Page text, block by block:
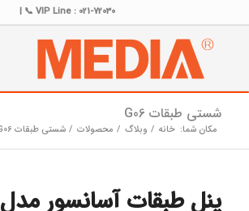
VIP Line : 021-72030 📞 |
شستی طبقات G06
مکان شما: خانه / وبلاگ / محصولات / شستی طبقات G06
پنل طبقات آسانسور مدل G06